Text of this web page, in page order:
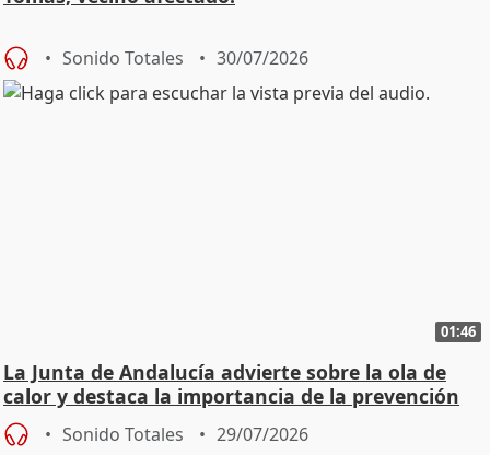
Sonido Totales 30/07/2026
01:46
La Junta de Andalucía advierte sobre la ola de
calor y destaca la importancia de la prevención
Sonido Totales 29/07/2026